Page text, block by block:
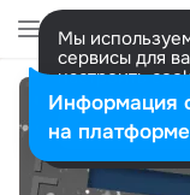
Мы
сервисы для
настроить
Разрешить
Информация
на